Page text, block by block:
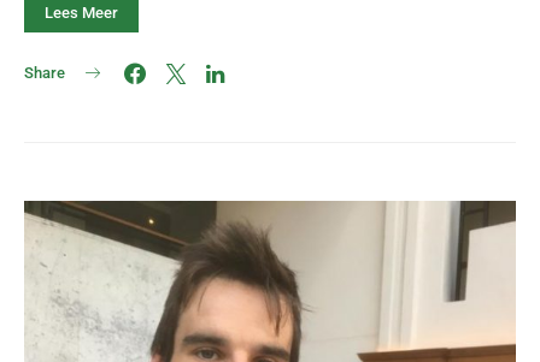
Lees Meer
Share